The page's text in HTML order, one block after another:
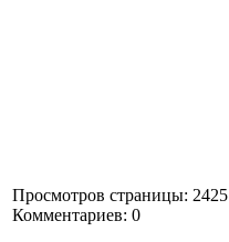
Просмотров страницы: 2425
Комментариев: 0